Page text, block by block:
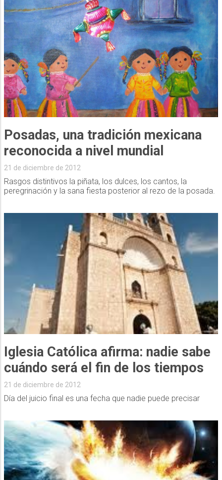
Posadas, una tradición mexicana
reconocida a nivel mundial
21 de diciembre de 2012
Rasgos distintivos la piñata, los dulces, los cantos, la
peregrinación y la sana fiesta posterior al rezo de la posada.
Iglesia Católica afirma: nadie sabe
cuándo será el fin de los tiempos
21 de diciembre de 2012
Día del juicio final es una fecha que nadie puede precisar